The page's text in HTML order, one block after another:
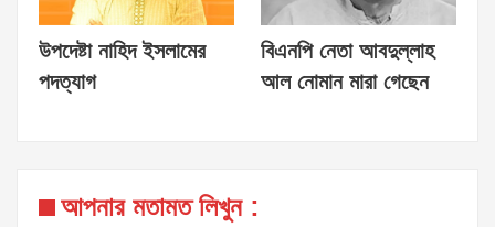
উপদেষ্টা নাহিদ ইসলামের
পদত্যাগ
বিএনপি নেতা আবদুল্লাহ
আল নোমান মারা গেছেন
আপনার মতামত লিখুন :